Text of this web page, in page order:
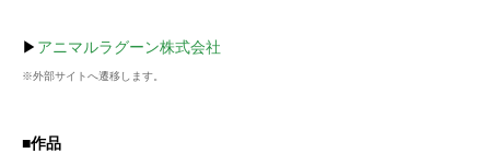
▶ アニマルラグーン株式会社
※外部サイトへ遷移します。
■作品